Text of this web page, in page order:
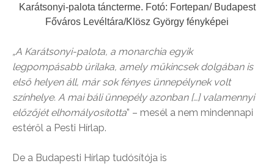
Karátsonyi-palota táncterme. Fotó: Fortepan/ Budapest
Főváros Levéltára/Klösz György fényképei
„A Karátsonyi-palota, a monarchia egyik
legpompásabb úrilaka, amely műkincsek dolgában is
első helyen áll, már sok fényes ünnepélynek volt
színhelye. A mai báli ünnepély azonban […] valamennyi
előzőjét elhomályosította” – mesél a nem mindennapi
estéről a Pesti Hírlap.
De a Budapesti Hírlap tudósítója is